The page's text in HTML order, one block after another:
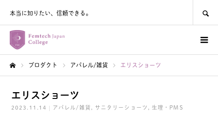
本当に知りたい、信頼できる。
プロダクト アパレル/雑貨 エリスショーツ
エリスショーツ
2023.11.14 アパレル/雑貨 サニタリーショーツ 生理・PMS